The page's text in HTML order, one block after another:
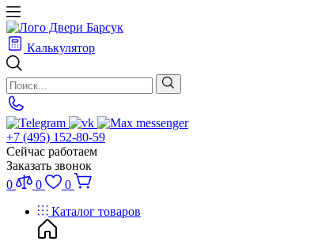
Калькулятор
+7 (495) 152-80-59
Сейчас работаем
Заказать звонок
0
0
0
Каталог товаров